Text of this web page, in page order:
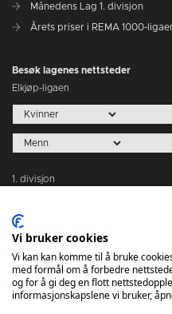
Månedens Lag 1. divisjon
Årets priser i REMA 1000-
Besøk lagenes nettsteder
Elkjøp-ligaen
1. divisjon
Tabeller
Vi bruker cookies
Vi kan kan komme til å bruke
med formål om å forbedre
og for å gi deg en flott
informasjonskapslene vi bruker,